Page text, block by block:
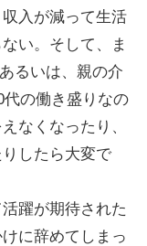
入が減って生活
い。そして、ま
るいは、親の介
の働き盛りなの
なくなったり、
したら大変で
躍が期待された
に辞めてしまっ